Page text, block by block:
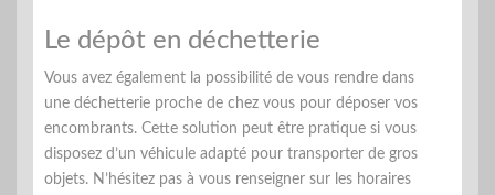
Le dépôt en déchetterie
Vous avez également la possibilité de vous rendre dans
une déchetterie proche de chez vous pour déposer vos
encombrants. Cette solution peut être pratique si vous
disposez d’un véhicule adapté pour transporter de gros
objets. N’hésitez pas à vous renseigner sur les horaires